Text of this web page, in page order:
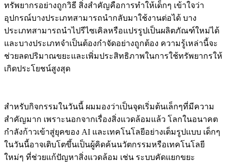
ทรัพยากรอย่างถูกวิธี สิ่งสำคัญคือการทำให้เด็กๆ เข้าใจว่า
อุปกรณ์บางประเภทสามารถนำกลับมาใช้งานต่อได้ บาง
ประเภทสามารถนำไปรีไซเคิลหรือแปรรูปเป็นผลิตภัณฑ์ใหม่ได้
และบางประเภทจำเป็นต้องกำจัดอย่างถูกต้อง ความรู้เหล่านี้จะ
ช่วยลดปริมาณขยะและเพิ่มประสิทธิภาพในการใช้ทรัพยากรให้
เกิดประโยชน์สูงสุด
สำหรับกิจกรรมในวันนี้ ผมมองว่าเป็นจุดเริ่มต้นเล็กๆที่มีความ
สำคัญมาก เพราะนอกจากเรื่องสิ่งแวดล้อมแล้ว โลกในอนาคต
กำลังก้าวเข้าสู่ยุคของ AI และเทคโนโลยีอย่างเต็มรูปแบบ เด็กๆ
ในวันนี้อาจเติบโตขึ้นเป็นผู้คิดค้นนวัตกรรมหรือเทคโนโลยี
ใหม่ๆ ที่ช่วยแก้ปัญหาสิ่งแวดล้อม เช่น ระบบคัดแยกขยะ